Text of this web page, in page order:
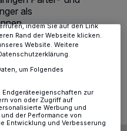
als
Lesezeit
relevant für Sie. Sie können
um Ihre Einstellungen zu
indem Sie auf den Link
Rand der Webseite klicken.
Website. Weitere
um Folgendes
Endgeräteeigenschaften zur
von oder Zugriff auf
Werbung und
der Performance von
Entwicklung und Verbesserung